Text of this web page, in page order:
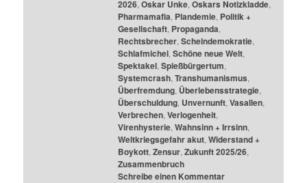
2026, Oskar Unke, Oskars Notizkladde,
Pharmamafia, Plandemie, Politik +
Gesellschaft, Propaganda,
Rechtsbrecher, Scheindemokratie,
Schlafmichel, Schöne neue Welt,
Spektakel, Spießbürgertum,
Systemcrash, Transhumanismus,
Überfremdung, Überlebensstrategie,
Überschuldung, Unvernunft, Vasallen,
Verbrechen, Verlogenheit,
Virenhysterie, Wahnsinn + Irrsinn,
Weltkriegsgefahr akut, Widerstand +
Boykott, Zensur, Zukunft 2025/26,
Zusammenbruch
Schreibe einen Kommentar